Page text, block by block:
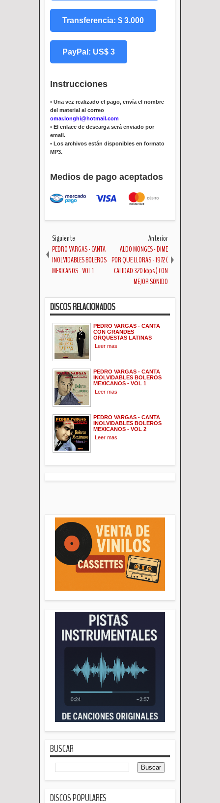
Transferencia: $ 3.000
PayPal: US$ 3
Instrucciones
• Una vez realizado el pago, envía el nombre
del material al correo
omar.longhi@hotmail.com
• El enlace de descarga será enviado por
email.
• Los archivos están disponibles en formato
MP3.
Medios de pago aceptados
Siguiente
PEDRO VARGAS - CANTA
INOLVIDABLES BOLEROS
MEXICANOS - VOL 1
Anterior
ALDO MONGES - DIME
POR QUE LLORAS - 1972 (
CALIDAD 320 kbps ) CON
MEJOR SONIDO
DISCOS RELACIONADOS
PEDRO VARGAS - CANTA
CON GRANDES
ORQUESTAS LATINAS
Leer mas
PEDRO VARGAS - CANTA
INOLVIDABLES BOLEROS
MEXICANOS - VOL 1
Leer mas
PEDRO VARGAS - CANTA
INOLVIDABLES BOLEROS
MEXICANOS - VOL 2
Leer mas
BUSCAR
DISCOS POPULARES